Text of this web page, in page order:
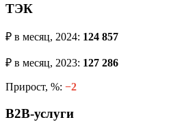
ТЭК
₽ в месяц, 2024: 124 857
₽ в месяц, 2023: 127 286
Прирост, %: −2
B2B-услуги